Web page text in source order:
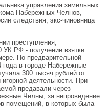
управления земельных
Набережных Челнов,
следствия, экс-чиновница
преступления,
УК РФ - получение взятки
По предварительной
в городе Набережные
300 тысяч рублей от
игорной деятельности. При
предавали через
Челны, за непроведение
помещений, в которых была